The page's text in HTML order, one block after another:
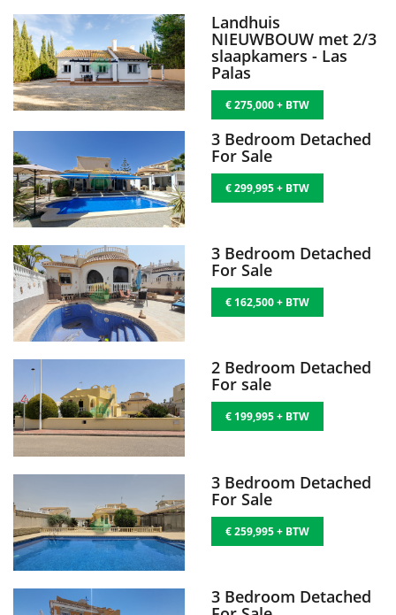
Landhuis
NIEUWBOUW met 2/3
slaapkamers - Las
Palas
€ 275,000 + BTW
3 Bedroom Detached
For Sale
€ 299,995 + BTW
3 Bedroom Detached
For Sale
€ 162,500 + BTW
2 Bedroom Detached
For sale
€ 199,995 + BTW
3 Bedroom Detached
For Sale
€ 259,995 + BTW
3 Bedroom Detached